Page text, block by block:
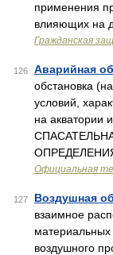
применения
влияющих на
Гражданская
126 Аварийная
обстановка
условий,
на акватории
Официальная
127 Воздушная
взаимное
воздушного